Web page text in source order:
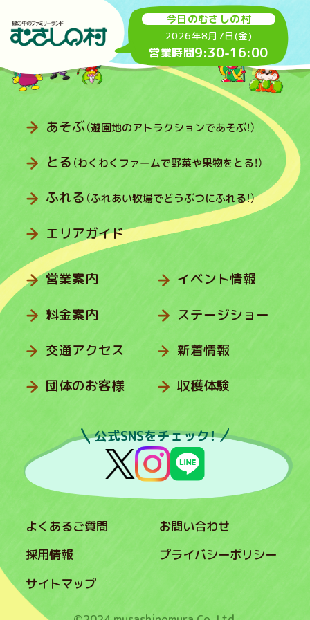
今日のむさしの村
2026年8月7日(金)
営業時間9:30-16:00
あそぶ（遊園地のアトラクションであそぶ！）
とる （わくわくファームで野菜や果物をとる！）
ふれる （ふれあい牧場でどうぶつにふれる！）
エリアガイド
営業案内
料金案内
交通アクセス
団体のお客様
イベント情報
ステージショー
新着情報
収穫体験
公式SNSをチェック！
よくあるご質問
お問い合わせ
採用情報
プライバシーポリシー
サイトマップ